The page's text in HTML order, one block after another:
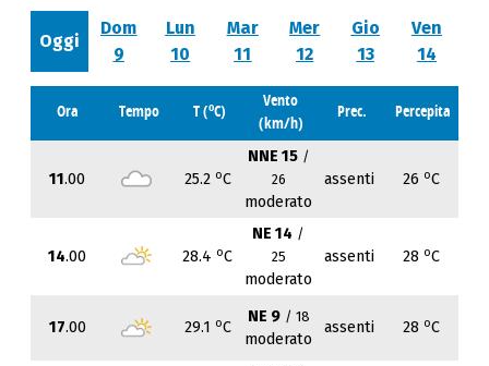
Oggi
Dom
9
Lun
10
Mar
11
Mer
12
Gio
13
Ven
14
Ora Tempo T (oC)
Vento
(km/h)
Prec. Percepita
11.00 25.2 oC
NNE 15 /
26
moderato
assenti 26 oC
14.00 28.4 oC
NE 14 /
25
moderato
assenti 28 oC
17.00 29.1 oC
NE 9 / 18
moderato
assenti 28 oC